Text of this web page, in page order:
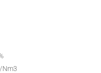
Nm3